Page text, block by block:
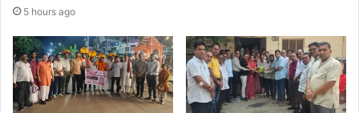
5 hours ago